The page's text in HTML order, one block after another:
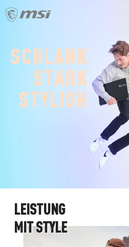
SCHLANK
STARK
STYLISH
LEISTUNG
MITSTYLE